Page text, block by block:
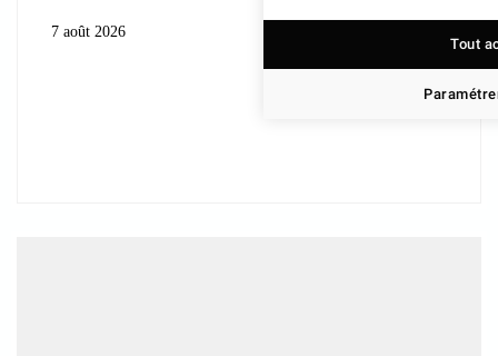
7 août 2026
Tout